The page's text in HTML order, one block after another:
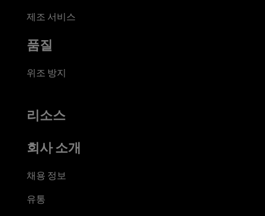
제조 서비스
품질
위조 방지
리소스
회사 소개
채용 정보
유통